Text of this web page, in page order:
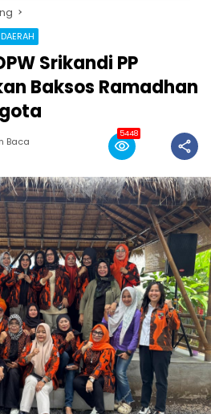
DAERAH
Srikandi PP
Baksos Ramadhan
Baca
5448